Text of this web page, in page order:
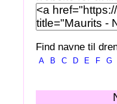
Find navne til
A B C D E F G